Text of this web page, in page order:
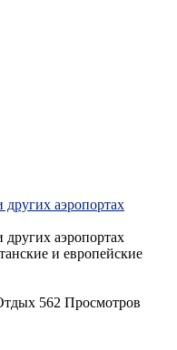
других аэропортах
других аэропортах
и европейские
562 Просмотров